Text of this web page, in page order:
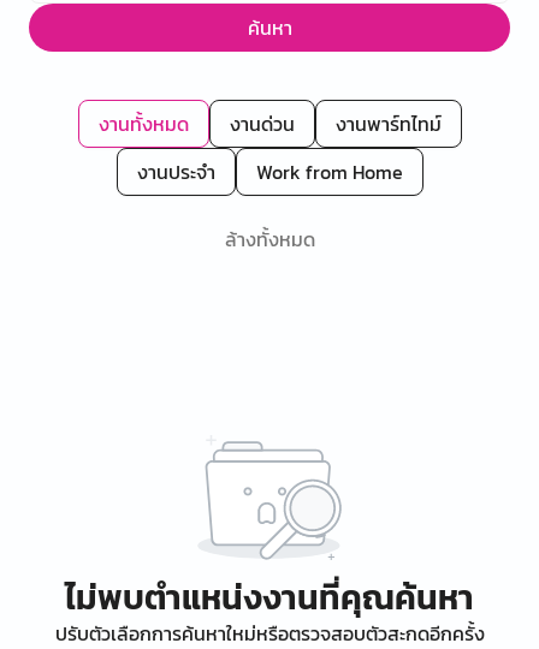
ค้นหา
งานทั้งหมด งานด่วน
งานพาร์ทไทม์
งานประจำ
Work from Home
ล้างทั้งหมด
ไม่พบตำแหน่งงานที่คุณค้นหา
ปรับตัวเลือกการค้นหาใหม่หรือตรวจสอบตัวสะกดอีกครั้ง